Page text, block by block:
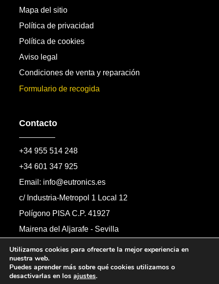
Mapa del sitio
Política de privacidad
Política de cookies
Aviso legal
Condiciones de venta y reparación
Formulario de recogida
Contacto
+34 955 514 248
+34 601 347 925
Email: info@eutronics.es
c/ Industria-Metropol 1 Local 12
Polígono PISA C.P. 41927
Mairena del Aljarafe - Sevilla
Formulario de contacto
Utilizamos cookies para ofrecerte la mejor experiencia en
nuestra web.
Puedes aprender más sobre qué cookies utilizamos o
desactivarlas en los ajustes.